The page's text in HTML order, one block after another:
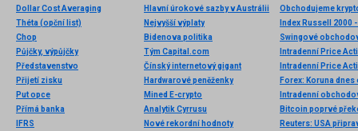
Dollar Cost Averaging
Théta (opční list)
Chop
Půjčky, výpůjčky
Představenstvo
Přijetí zisku
Put opce
Přímá banka
IFRS
Hlavní úrokové sazby v Austrálii
Nejvyšší výplaty
Bidenova politika
Tým Capital.com
Čínský internetový gigant
Hardwarové peněženky
Mined E-crypto
Analytik Cyrrusu
Nové rekordní hodnoty
Index Russell 2000
Swingové
Intradenní Price
Intradenní Price
Forex: Koruna
Intradenní
Bitcoin poprvé
Reuters: USA